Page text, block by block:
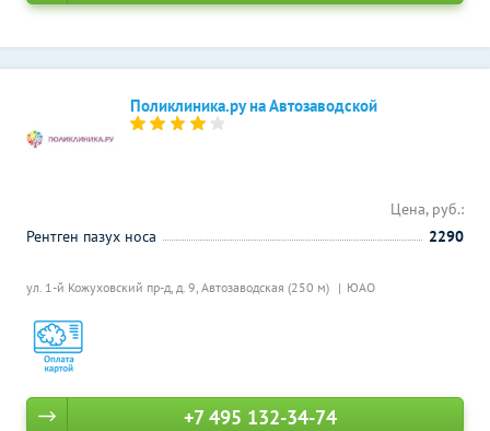
Поликлиника.ру на Автозаводской
ул. 1-й Кожуховский пр-д, д. 9, Автозаводская (250 м) ЮАО
Цена, руб.:
Рентген пазух носа
2290
+7 495 132-34-74